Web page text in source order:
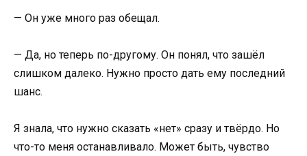
— Он уже много раз обещал.
— Да, но теперь по-другому. Он понял, что зашёл
слишком далеко. Нужно просто дать ему последний
шанс.
Я знала, что нужно сказать «нет» сразу и твёрдо. Но
что-то меня останавливало. Может быть, чувство